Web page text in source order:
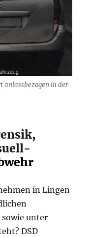
anlassbezogen in der
in Lingen
unter
DSD